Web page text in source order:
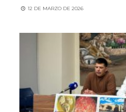
12 DE MARZO DE 2026